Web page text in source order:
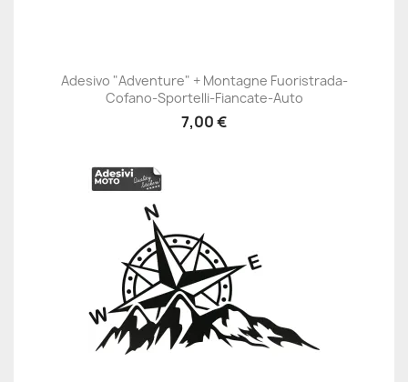
Adesivo "Adventure" + Montagne Fuoristrada-
Cofano-Sportelli-Fiancate-Auto
7,00 €